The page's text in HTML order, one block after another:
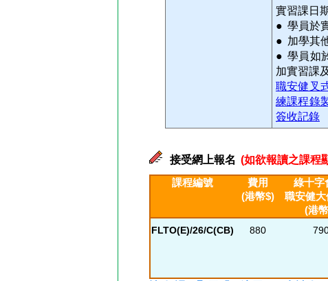
實習課日
● 學員於
● 加學其
● 學員如
加實習課
職安健叉
練課程錄
簽收記錄
接受網上報名 (如欲報讀之課程
課程編號
費用
(港幣$)
綠十字
職安健
(港
FLTO(E)/26/C(CB) 880